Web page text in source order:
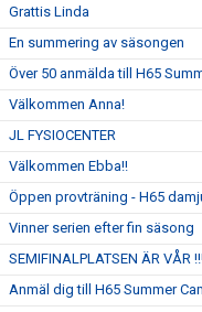
Grattis Linda
En summering av säsongen
Över 50 anmälda till H65
Välkommen Anna!
JL FYSIOCENTER
Välkommen Ebba!!
Öppen provträning - H65
Vinner serien efter fin säsong
SEMIFINALPLATSEN ÄR VÅR
Anmäl dig till H65 Summer